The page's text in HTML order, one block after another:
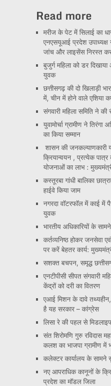
Read more
मरीज के पेट में सिलाई का
एनएसयूआई प्रदेश उपाध्यक्ष
जांच और लाइसेंस निरस्त
बुजुर्ग महिला को डर
युवक
छत्तीसगढ़ की दो खिलाड़ी
में, चीन में होने वाले एशिया
संगवारी महिला समिति ने
युवामोर्चा ग्रामीण ने
का किया सम्मान
शासन की जनकल्याणकारी
क्रियान्वयन , प्रत्येक पात्र
योजनाओं का लाभ :
कस्तूरबा गांधी बालिका
हाईवे किया जाम
नगरदा वॉटरफॉल में काई में
युवक
भारतीय अधिकारियों के
कर्तव्यनिष्ठ होकर जनसेवा
पर करें बेहतर कार्य:
सशक्त बचपन, समृद्ध
एनटीपीसी सीपत संगवारी
केंद्रों को दरी का वितरण
एआई मिशन के दावे
है यह सरकार – कांग्रेस
लिसा रे की पहल से
संत शिरोमणि गुरु रविदास
कलश का भाजपा ग्रामीण में
कलेक्टर कार्यालय के सामने
नए आपराधिक कानूनों के
प्रदेश का मॉडल जिला